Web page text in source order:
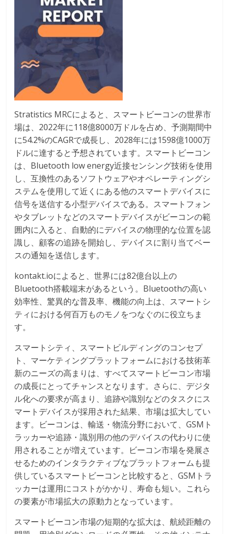
Stratistics MRCによると、スマートビーコンの世界市
場は、2022年に118億8000万ドルを占め、予測期間中
に54.2%のCAGRで成長し、2028年には1598億1000万
ドルに達すると予想されています。スマートビーコン
は、Bluetooth low energy近接センシング技術を使用
し、互換性のあるソフトウェアやオペレーティングシ
ステムを使用して近くにある他のスマートデバイスに
信号を送信する小型デバイスである。スマートフォン
やタブレットなどのスマートデバイスがビーコンの範
囲内に入ると、自動的にデバイスの物理的な位置を認
識し、顧客の追跡を開始し、デバイスに割り当てベー
スの通知を送信します。
kontakt.ioによると、世界には82億台以上の
Bluetooth搭載端末があるという。Bluetoothの高い
効率性、驚異的な普及率、機能の向上は、スマートシ
ティにおける何百万ものモノをつなぐのに役立ちま
す。
スマートシティ、スマートビルディングのコンセプ
ト、マーケティングプラットフォームにおける技術革
新のニーズの高まりは、すべてスマートビーコン市場
の成長にとってチャンスとなります。さらに、デジタ
ル化への要求が高まり、追跡や識別などのタスクにス
マートデバイスが採用された結果、市場は拡大してい
ます。ビーコンは、輸送・物流分野において、GSMト
ラッカーや追跡・識別用の他のデバイスの代わりに使
用されることが増えています。ビーコン市場を発展さ
せるためのインタラクティブなプラットフォームも提
供しているスマートビーコンと比較すると、GSMトラ
ッカーは運用にコストがかかり、寿命も短い。これら
の要素が市場拡大の原動力となっています。
スマートビーコン市場の短期的な拡大は、航続距離の